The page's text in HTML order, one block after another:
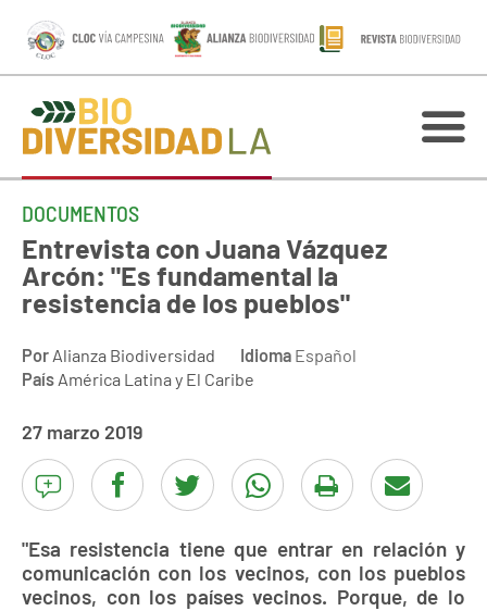
DOCUMENTOS
Entrevista con Juana Vázquez
Arcón: "Es fundamental la
resistencia de los pueblos"
Por Alianza Biodiversidad Idioma Español
País América Latina y El Caribe
27 marzo 2019
"Esa resistencia tiene que entrar en relación y
comunicación con los vecinos, con los pueblos
vecinos, con los países vecinos. Porque, de lo